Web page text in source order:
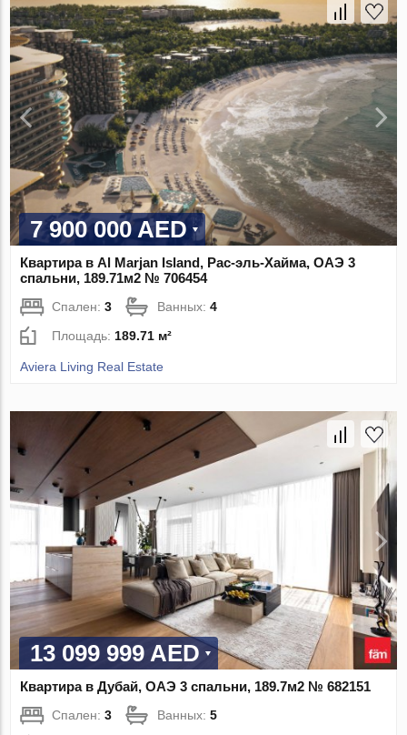
7 900 000 AED
Квартира в Al Marjan Island, Рас-эль-Хайма, ОАЭ 3
спальни, 189.71м2 № 706454
Спален:3 Ванных:4
Площадь: 189.71 м²
Aviera Living Real Estate
13 099 999 AED
Квартира в Дубай, ОАЭ 3 спальни, 189.7м2 № 682151
Спален:3 Ванных:5